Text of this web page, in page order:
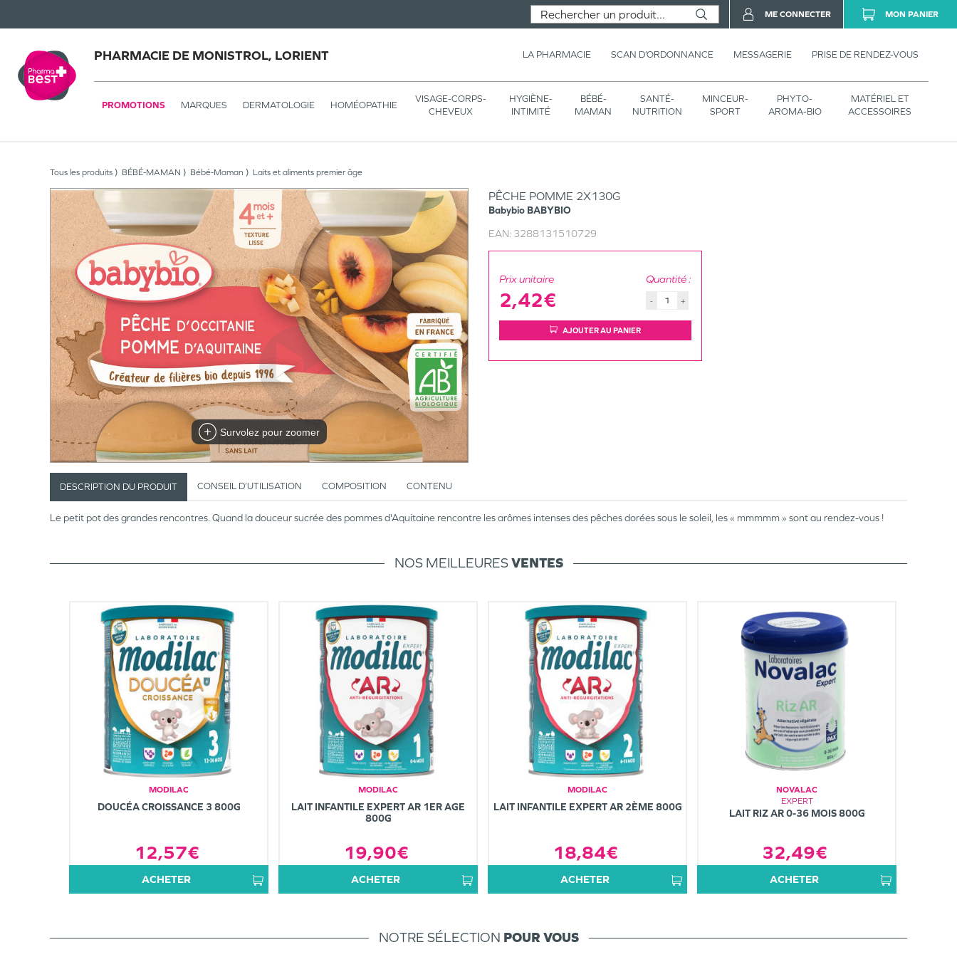
PHARMACIE DE MONISTROL, LORIENT LA PHARMACIE SCAN D’ORDONNANCE MESSAGERIE PRISE DE RENDEZ-VOUS
PROMOTIONS MARQUES DERMATOLOGIE HOMÉOPATHIE
VISAGE-CORPS-
CHEVEUX
HYGIÈNE-
INTIMITÉ
BÉBÉ-
MAMAN
SANTÉ-
NUTRITION
MINCEUR-
SPORT
PHYTO-
AROMA-BIO
MATÉRIEL ET
ACCESSOIRES
ME CONNECTER MON PANIER
Tous les produits BÉBÉ-MAMAN Bébé-Maman Laits et aliments premier âge
Survolez pour zoomer
PÊCHE POMME 2X130G
Babybio BABYBIO
EAN: 3288131510729
Prix unitaire
2,42€
Quantité :
- +
AJOUTER AU PANIER
DESCRIPTION DU PRODUIT CONSEIL D’UTILISATION COMPOSITION CONTENU
Le petit pot des grandes rencontres. Quand la douceur sucrée des pommes d'Aquitaine rencontre les arômes intenses des pêches dorées sous le soleil, les « mmmmm » sont au rendez-vous !
NOS MEILLEURESVENTES
MODILAC
DOUCÉA CROISSANCE 3 800G
12,57€
ACHETER
MODILAC
LAIT INFANTILE EXPERT AR 1ER AGE
800G
19,90€
ACHETER
MODILAC
LAIT INFANTILE EXPERT AR 2ÈME 800G
18,84€
ACHETER
NOVALAC
EXPERT
LAIT RIZ AR 0-36 MOIS 800G
32,49€
ACHETER
NOTRE SÉLECTION POUR VOUS